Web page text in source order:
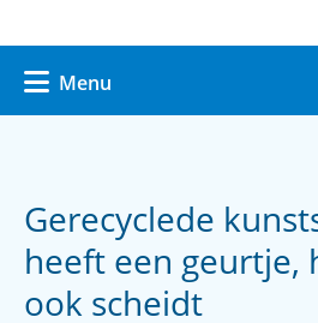
of
geweigerd.
Menu
Gerecyclede
heeft een geurtje,
ook scheidt